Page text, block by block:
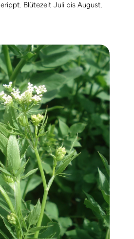
Blütezeit Juli bis August.